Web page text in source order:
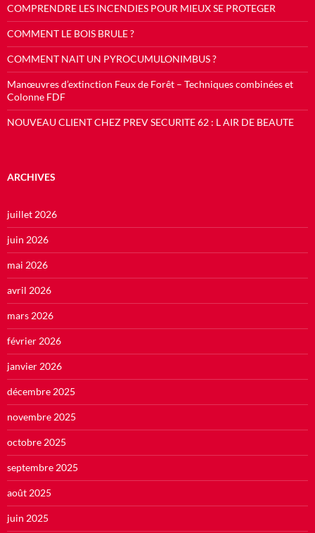
COMPRENDRE LES INCENDIES POUR MIEUX SE PROTEGER
COMMENT LE BOIS BRULE ?
COMMENT NAIT UN PYROCUMULONIMBUS ?
Manœuvres d’extinction Feux de Forêt – Techniques combinées et
Colonne FDF
NOUVEAU CLIENT CHEZ PREV SECURITE 62 : L AIR DE BEAUTE
ARCHIVES
juillet 2026
juin 2026
mai 2026
avril 2026
mars 2026
février 2026
janvier 2026
décembre 2025
novembre 2025
octobre 2025
septembre 2025
août 2025
juin 2025